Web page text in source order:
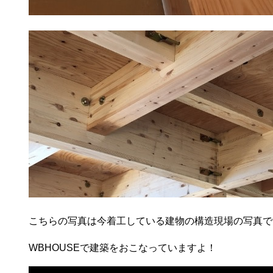
こちらの写真は今着工している建物の構造現場の写真
WBHOUSEで建築をおこなっていますよ！